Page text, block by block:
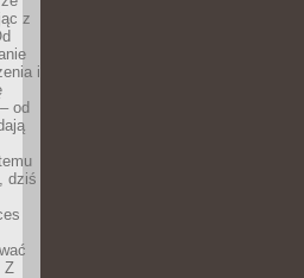
z
i
od
dziś
Z